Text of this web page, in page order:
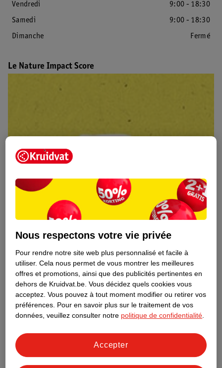
Vendredi
9:00 - 18:30
Samedi
9:00 - 18:30
Dimanche
Fermé
Le Nature Impact Score
Découvrez dès maintenant l’impact
de marque Kruidvat préférés !
Nous respectons votre vie privée
Pour rendre notre site web plus personnalisé et facile à
utiliser. Cela nous permet de vous montrer les meilleures
offres et promotions, ainsi que des publicités pertinentes en
dehors de Kruidvat.be. Vous décidez quels cookies vous
acceptez. Vous pouvez à tout moment modifier ou retirer vos
préférences. Pour en savoir plus sur le traitement de vos
données, veuillez consulter notre politique de confidentialité.
Accepter